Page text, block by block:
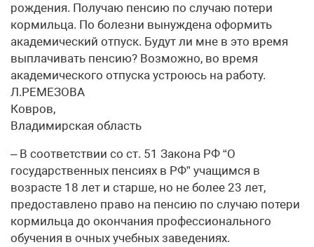
рождения. Получаю пенсию по случаю потери
кормильца. По болезни вынуждена оформить
академический отпуск. Будут ли мне в это время
выплачивать пенсию? Возможно, во время
академического отпуска устроюсь на работу.
Л.РЕМЕЗОВА
Ковров,
Владимирская область
– В соответствии со ст. 51 Закона РФ “О
государственных пенсиях в РФ” учащимся в
возрасте 18 лет и старше, но не более 23 лет,
предоставлено право на пенсию по случаю потери
кормильца до окончания профессионального
обучения в очных учебных заведениях.